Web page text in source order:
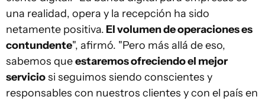
una realidad, opera y la recepción ha sido
netamente positiva. El volumen de operaciones es
contundente", afirmó. "Pero más allá de eso,
sabemos queestaremos ofreciendo el mejor
serviciosi seguimos siendo conscientes y
responsables con nuestros clientes y con el país en